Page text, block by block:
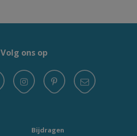
Volg ons op
Bijdragen